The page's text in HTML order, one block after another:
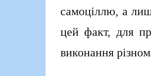
самоціллю, а
цей факт, для
виконання